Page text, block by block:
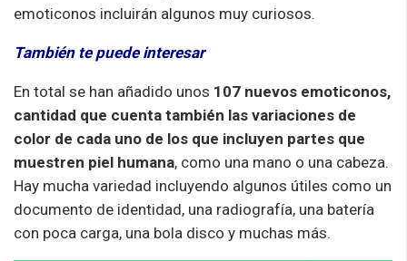
emoticonos incluirán algunos muy curiosos.
También te puede interesar
En total se han añadido unos 107 nuevos emoticonos,
cantidad que cuenta también las variaciones de
color de cada uno de los que incluyen partes que
muestren piel humana, como una mano o una cabeza.
Hay mucha variedad incluyendo algunos útiles como un
documento de identidad, una radiografía, una batería
con poca carga, una bola disco y muchas más.